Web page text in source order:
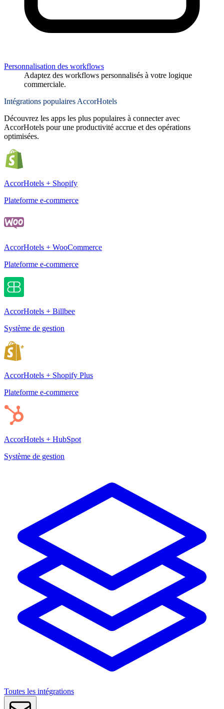
Personnalisation des workflows
Adaptez des workflows personnalisés à votre logique
commerciale.
Intégrations populaires AccorHotels
Découvrez les apps les plus populaires à connecter avec
AccorHotels pour une productivité accrue et des opérations
optimisées.
AccorHotels + Shopify
Plateforme e-commerce
AccorHotels + WooCommerce
Plateforme e-commerce
AccorHotels + Billbee
Système de gestion
AccorHotels + Shopify Plus
Plateforme e-commerce
AccorHotels + HubSpot
Système de gestion
Toutes les intégrations